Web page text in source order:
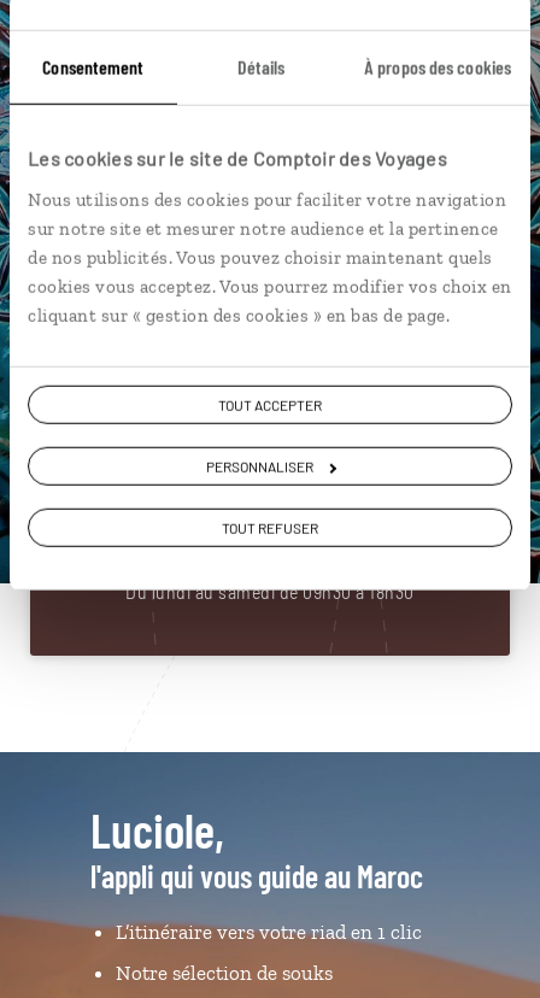
Consentement Détails À propos des cookies
Les cookies sur le site de Comptoir des Voyages
Nous utilisons des cookies pour faciliter votre navigation
sur notre site et mesurer notre audience et la pertinence
de nos publicités. Vous pouvez choisir maintenant quels
cookies vous acceptez. Vous pourrez modifier vos choix en
cliquant sur « gestion des cookies » en bas de page.
TOUT ACCEPTER
PERSONNALISER
TOUT REFUSER
Ils sauront organiser votre itinéraire au plus
connectés en agence, mais aussi par email ou
téléphone.
Vous gardez le même interlocuteur avant,
pendant et après votre voyage.
DEMANDER UN DEVIS
ou
Construisez votre voyage avec un spécialiste Maroc
01 86 95 65 33
Du lundi au samedi de 09h30 à 18h30
Luciole,
l'appli qui vous guide au Maroc
L’itinéraire vers votre riad en 1 clic
Notre sélection de souks